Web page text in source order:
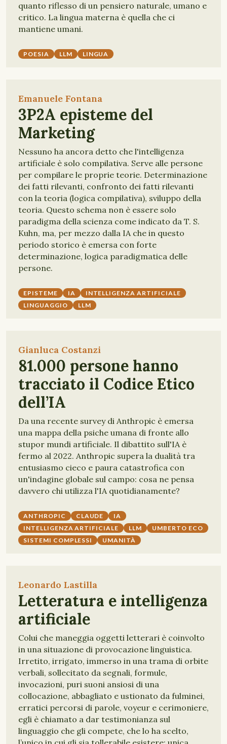
quanto riflesso di un pensiero naturale, umano e
critico. La lingua materna è quella che ci
mantiene umani.
POESIA LLM LINGUA
Emanuele Fontana
3P2A episteme del
Marketing
Nessuno ha ancora detto che l'intelligenza
artificiale è solo compilativa. Serve alle persone
per compilare le proprie teorie. Determinazione
dei fatti rilevanti, confronto dei fatti rilevanti
con la teoria (logica compilativa), sviluppo della
teoria. Questo schema non è essere solo
paradigma della scienza come indicato da T. S.
Kuhn, ma, per mezzo dalla IA che in questo
periodo storico è emersa con forte
determinazione, logica paradigmatica delle
persone.
EPISTEME IA
INTELLIGENZA ARTIFICIALE
LINGUAGGIO
LLM
Gianluca Costanzi
81.000 persone hanno
tracciato il Codice Etico
dell’IA
Da una recente survey di Anthropic è emersa
una mappa della psiche umana di fronte allo
stupor mundi artificiale. Il dibattito sull'IA è
fermo al 2022. Anthropic supera la dualità tra
entusiasmo cieco e paura catastrofica con
un'indagine globale sul campo: cosa ne pensa
davvero chi utilizza l'IA quotidianamente?
ANTHROPIC CLAUDE
IA
INTELLIGENZA ARTIFICIALE
LLM
UMBERTO ECO
SISTEMI COMPLESSI
UMANITÀ
Leonardo Lastilla
Letteratura e intelligenza
artificiale
Colui che maneggia oggetti letterari è coinvolto
in una situazione di provocazione linguistica.
Irretito, irrigato, immerso in una trama di orbite
verbali, sollecitato da segnali, formule,
invocazioni, puri suoni ansiosi di una
collocazione, abbagliato e ustionato da fulminei,
erratici percorsi di parole, voyeur e cerimoniere,
egli è chiamato a dar testimonianza sul
linguaggio che gli compete, che lo ha scelto,